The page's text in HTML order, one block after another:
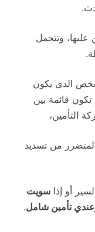
وتتحمل
الذي يكون
قائمة بين
التأمين،
من تسديد
أو إذا سويت
.